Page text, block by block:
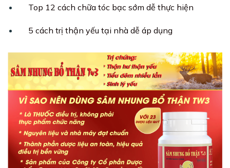
Top 12 cách chữa tóc bạc sớm dễ thực hiện
5 cách trị thận yếu tại nhà dễ áp dụng